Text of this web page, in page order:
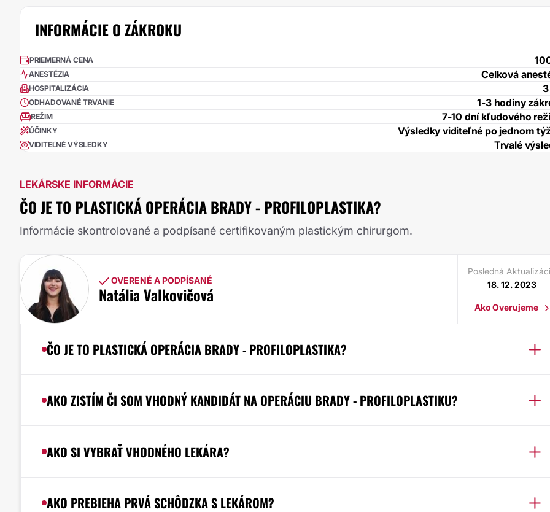
INFORMÁCIE O ZÁKROKU
PRIEMERNÁ CENA
ANESTÉZIA Celková
HOSPITALIZÁCIA
ODHADOVANÉ TRVANIE 1-3 hodiny
REŽIM 7-10 dní kľudového
ÚČINKY Výsledky viditeľné po jednom
VIDITEĽNÉ VÝSLEDKY Trvalé
LEKÁRSKE INFORMÁCIE
ČO JE TO PLASTICKÁ OPERÁCIA BRADY - PROFILOPLASTIKA?
Informácie skontrolované a podpísané certifikovaným plastickým chirurgom.
OVERENÉ A PODPÍSANÉ
Natália Valkovičová
Posledná
18. 12. 2023
Ako Overujeme
ČO JE TO PLASTICKÁ OPERÁCIA BRADY - PROFILOPLASTIKA?
AKO ZISTÍM ČI SOM VHODNÝ KANDIDÁT NA OPERÁCIU BRADY - PROFILOPLASTIKU?
AKO SI VYBRAŤ VHODNÉHO LEKÁRA?
AKO PREBIEHA PRVÁ SCHÔDZKA S LEKÁROM?